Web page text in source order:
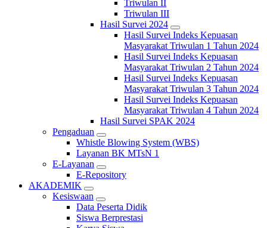
Triwulan II
Triwulan III
Hasil Survei 2024
Hasil Survei Indeks Kepuasan
Masyarakat Triwulan 1 Tahun 2024
Hasil Survei Indeks Kepuasan
Masyarakat Triwulan 2 Tahun 2024
Hasil Survei Indeks Kepuasan
Masyarakat Triwulan 3 Tahun 2024
Hasil Survei Indeks Kepuasan
Masyarakat Triwulan 4 Tahun 2024
Hasil Survei SPAK 2024
Pengaduan
Whistle Blowing System (WBS)
Layanan BK MTsN 1
E-Layanan
E-Repository
AKADEMIK
Kesiswaan
Data Peserta Didik
Siswa Berprestasi